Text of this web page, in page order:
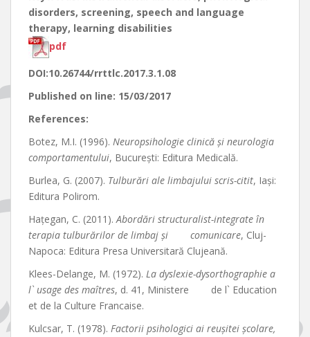
disorders, screening, speech and language
therapy, learning disabilities
pdf
DOI:10.26744/rrttlc.2017.3.1.08
Published on line: 15/03/2017
References:
Botez, M.I. (1996). Neuropsihologie clinică și neurologia
comportamentului, București: Editura Medicală.
Burlea, G. (2007). Tulburări ale limbajului scris-citit, Iași:
Editura Polirom.
Hațegan, C. (2011).Abordări structuralist-integrate în
terapia tulburărilor de limbaj și comunicare, Cluj-
Napoca: Editura Presa Universitară Clujeană.
Klees-Delange, M. (1972). La dyslexie-dysorthographie a
l` usage des maîtres, d. 41, Ministere de l` Education
et de la Culture Francaise.
Kulcsar, T. (1978). Factorii psihologici ai reușitei școlare,